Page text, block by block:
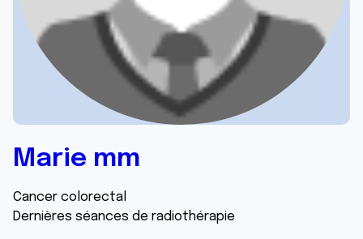
Marie mm
Cancer colorectal
Dernières séances de radiothérapie